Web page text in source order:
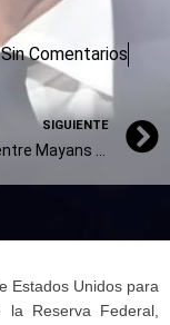
Sin Comentarios
SIGUIENTE
El cruce entre Mayans y Bullrich por Adorni
Estados Unidos para
la Reserva Federal,